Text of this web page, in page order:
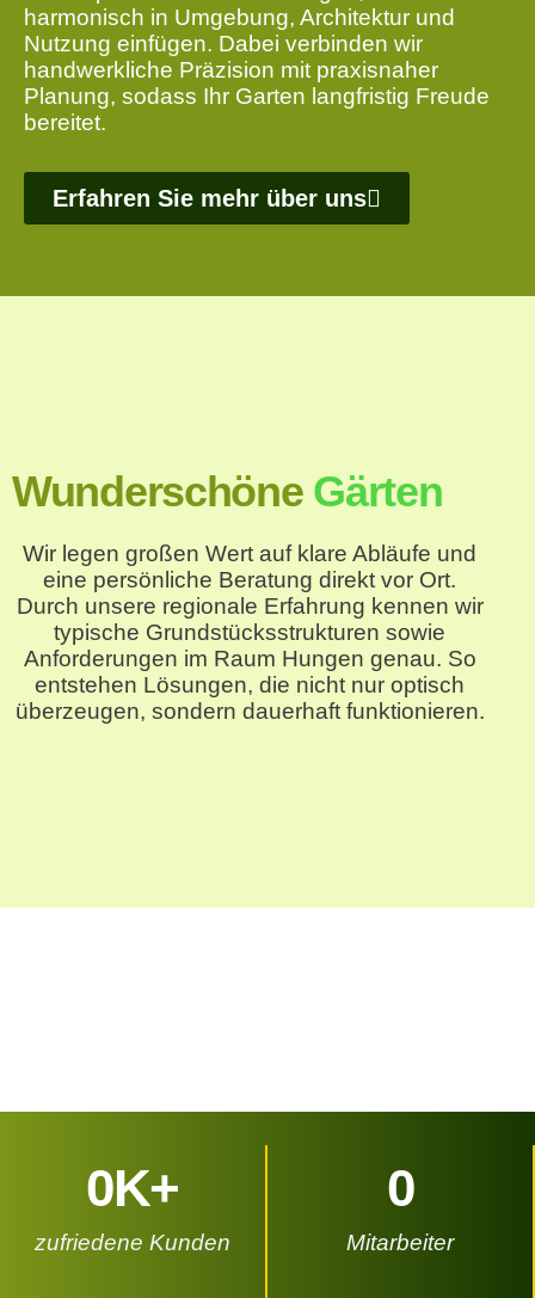
harmonisch in Umgebung, Architektur und
Nutzung einfügen. Dabei verbinden wir
handwerkliche Präzision mit praxisnaher
Planung, sodass Ihr Garten langfristig Freude
bereitet.
Erfahren Sie mehr über uns
Wunderschöne Gärten
Wir legen großen Wert auf klare Abläufe und
eine persönliche Beratung direkt vor Ort.
Durch unsere regionale Erfahrung kennen wir
typische Grundstücksstrukturen sowie
Anforderungen im Raum Hungen genau. So
entstehen Lösungen, die nicht nur optisch
überzeugen, sondern dauerhaft funktionieren.
zufriedene Kunden
0K+
Mitarbeiter
0